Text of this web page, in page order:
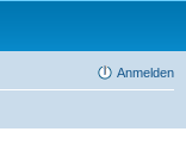
Anmelden